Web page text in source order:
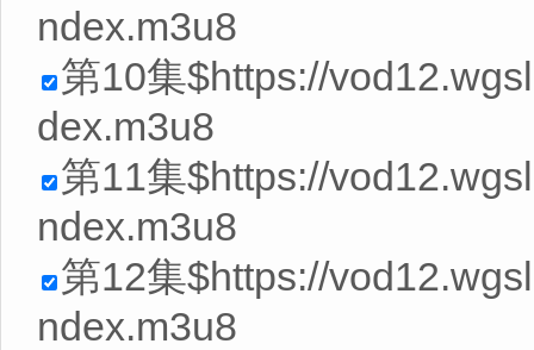
ndex.m3u8
第10集$https://
dex.m3u8
第11集$https://
ndex.m3u8
第12集$https://
ndex.m3u8